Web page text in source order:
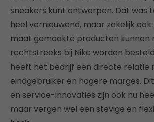
sneakers kunt ontwerpen. Dat was
heel vernieuwend, maar zakelijk ook
maat gemaakte producten kunnen
rechtstreeks bij Nike worden
heeft het bedrijf een directe relatie
eindgebruiker en hogere marges.
en service-innovaties zijn ook nu
maar vergen wel een stevige en